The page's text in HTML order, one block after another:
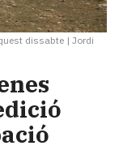
dissabte | Jordi